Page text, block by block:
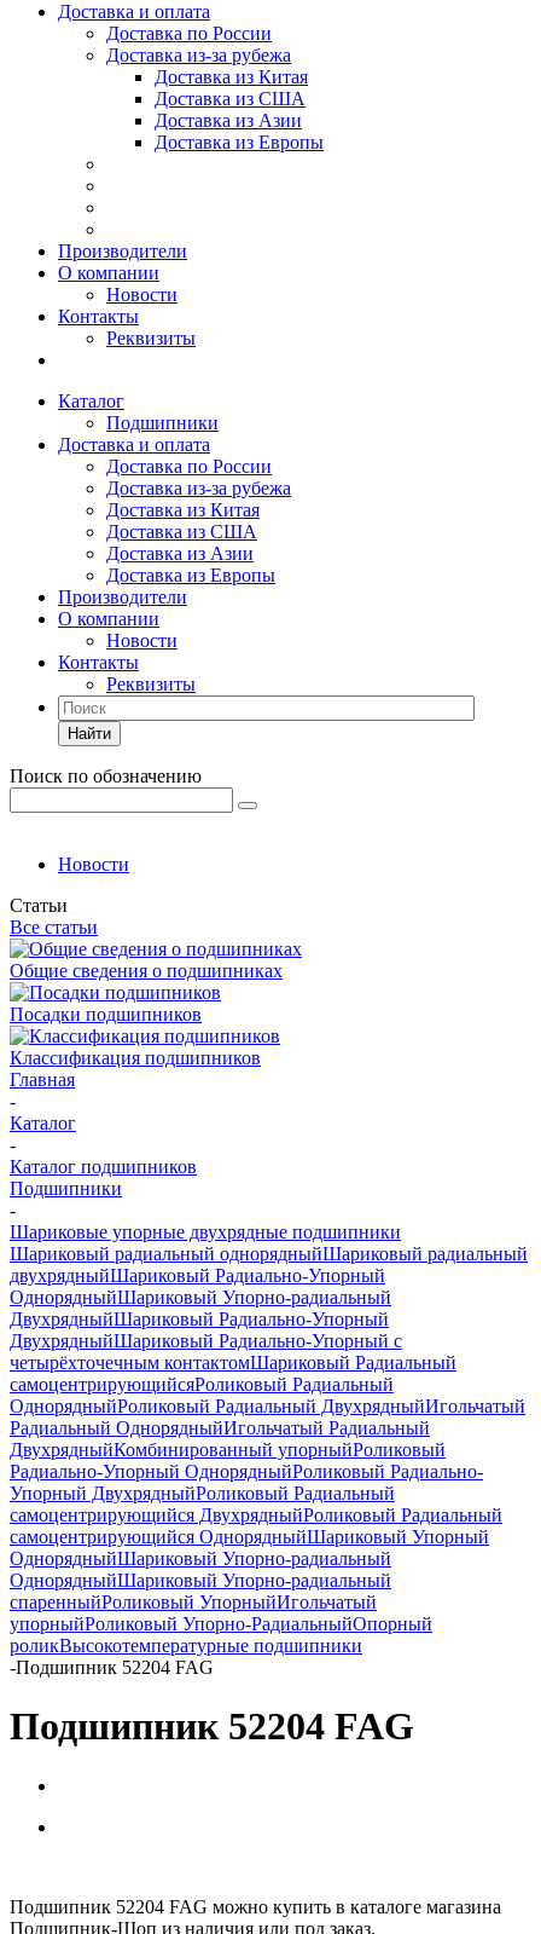
Доставка и оплата
Доставка по России
Доставка из-за рубежа
Доставка из Китая
Доставка из США
Доставка из Азии
Доставка из Европы
Производители
О компании
Новости
Контакты
Реквизиты
Каталог
Подшипники
Доставка и оплата
Доставка по России
Доставка из-за рубежа
Доставка из Китая
Доставка из США
Доставка из Азии
Доставка из Европы
Производители
О компании
Новости
Контакты
Реквизиты
Найти
Поиск по обозначению
Новости
Статьи
Все статьи
Общие сведения о подшипниках
Посадки подшипников
Классификация подшипников
Главная
-
Каталог
-
Каталог подшипников
Подшипники
-
Шариковые упорные двухрядные подшипники
Шариковый радиальный однорядныйШариковый радиальный
двухрядныйШариковый Радиально-Упорный
ОднорядныйШариковый Упорно-радиальный
ДвухрядныйШариковый Радиально-Упорный
ДвухрядныйШариковый Радиально-Упорный с
четырёхточечным контактомШариковый Радиальный
самоцентрирующийсяРоликовый Радиальный
ОднорядныйРоликовый Радиальный ДвухрядныйИгольчатый
Радиальный ОднорядныйИгольчатый Радиальный
ДвухрядныйКомбинированный упорныйРоликовый
Радиально-Упорный ОднорядныйРоликовый Радиально-
Упорный ДвухрядныйРоликовый Радиальный
самоцентрирующийся ДвухрядныйРоликовый Радиальный
самоцентрирующийся ОднорядныйШариковый Упорный
ОднорядныйШариковый Упорно-радиальный
ОднорядныйШариковый Упорно-радиальный
спаренныйРоликовый УпорныйИгольчатый
упорныйРоликовый Упорно-РадиальныйОпорный
роликВысокотемпературные подшипники
-Подшипник 52204 FAG
Подшипник 52204 FAG
Подшипник 52204 FAG можно купить в каталоге магазина
Подшипник-Шоп из наличия или под заказ.